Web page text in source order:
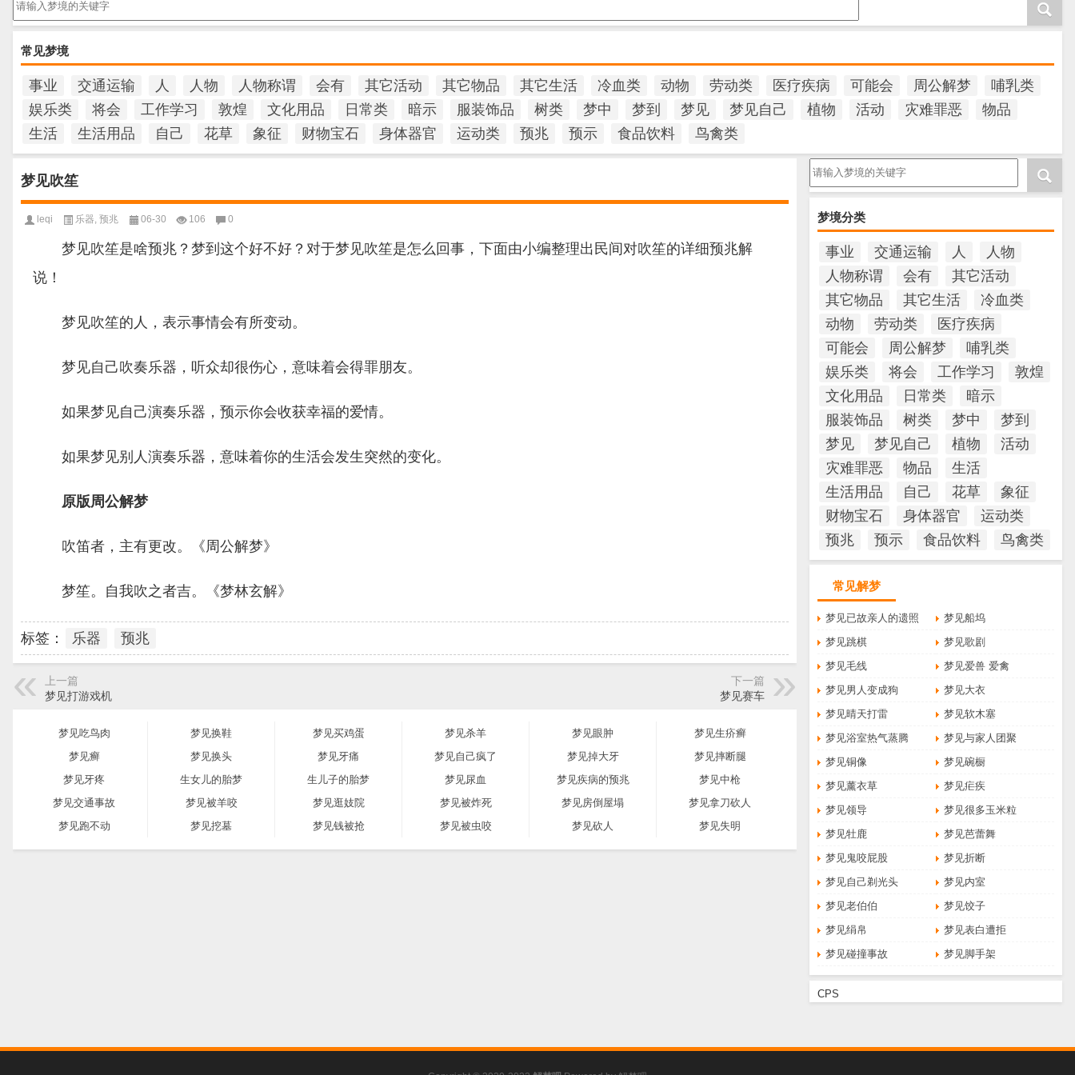
常见梦境
事业 交通运输 人 人物 人物称谓 会有 其它活动 其它物品 其它生活 冷血类 动物 劳动类 医疗疾病 可能会 周公解梦
哺乳类
娱乐类
将会 工作学习 敦煌 文化用品 日常类 暗示 服装饰品 树类 梦中 梦到 梦见 梦见自己 植物 活动 灾难罪恶
物品
生活
生活用品 自己 花草 象征 财物宝石 身体器官 运动类 预兆 预示 食品饮料 鸟禽类
梦境分类
事业 交通运输 人
人物
人物称谓
会有
其它活动
其它物品
其它生活
冷血类
动物
劳动类
医疗疾病
可能会
周公解梦
哺乳类
娱乐类
将会 工作学习
敦煌
文化用品
日常类
暗示
服装饰品
树类 梦中
梦到
梦见
梦见自己 植物
活动
灾难罪恶
物品
生活
生活用品
自己 花草
象征
财物宝石
身体器官
运动类
预兆
预示 食品饮料 鸟禽类
常见解梦
梦见已故亲人的遗照
梦见船坞
梦见跳棋
梦见歌剧
梦见毛线
梦见爱兽 爱禽
梦见男人变成狗
梦见大衣
梦见晴天打雷
梦见软木塞
梦见浴室热气蒸腾
梦见与家人团聚
梦见铜像
梦见碗橱
梦见薰衣草
梦见疟疾
梦见领导
梦见很多玉米粒
梦见牡鹿
梦见芭蕾舞
梦见鬼咬屁股
梦见折断
梦见自己剃光头
梦见内室
梦见老伯伯
梦见饺子
梦见绢帛
梦见表白遭拒
梦见碰撞事故
梦见脚手架
CPS
梦见吹笙
leqi 乐器, 预兆 06-30 106 0
梦见吹笙是啥预兆？梦到这个好不好？对于梦见吹笙是怎么回事，下面由小编整理出民间对吹笙的详细预兆解
说！
梦见吹笙的人，表示事情会有所变动。
梦见自己吹奏乐器，听众却很伤心，意味着会得罪朋友。
如果梦见自己演奏乐器，预示你会收获幸福的爱情。
如果梦见别人演奏乐器，意味着你的生活会发生突然的变化。
原版周公解梦
吹笛者，主有更改。《周公解梦》
梦笙。自我吹之者吉。《梦林玄解》
标签： 乐器 预兆
上一篇
梦见打游戏机
下一篇
梦见赛车
梦见吃鸟肉 梦见换鞋 梦见买鸡蛋 梦见杀羊 梦见眼肿
梦见生疥癣
梦见癣
梦见换头 梦见牙痛 梦见自己疯了 梦见掉大牙
梦见摔断腿
梦见牙疼
生女儿的胎梦 生儿子的胎梦 梦见尿血 梦见疾病的预兆
梦见中枪
梦见交通事故
梦见被羊咬 梦见逛妓院 梦见被炸死 梦见房倒屋塌
梦见拿刀砍人
梦见跑不动
梦见挖墓 梦见钱被抢 梦见被虫咬 梦见砍人 梦见失明